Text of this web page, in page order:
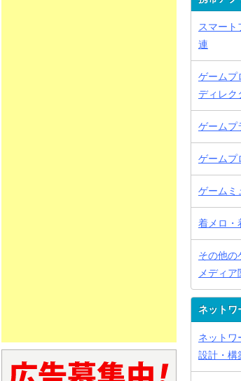
スマート
連
ゲームプ
ディレク
ゲームプ
ゲームプ
ゲームミ
着メロ・
その他の
メディア
ネットワ
ネットワ
設計・構